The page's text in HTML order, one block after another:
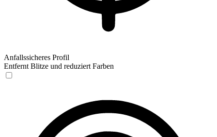
Anfallssicheres Profil
Entfernt Blitze und reduziert Farben